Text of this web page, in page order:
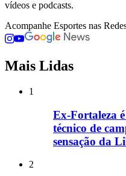
vídeos e podcasts.
Acompanhe Esportes nas
Mais Lidas
1
Ex-Fortaleza
técnico de
sensação da
2